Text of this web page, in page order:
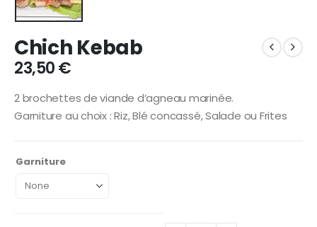
Chich Kebab
23,50€
2 brochettes de viande d’agneau marinée.
Garniture au choix : Riz, Blé concassé, Salade ou Frites
Garniture